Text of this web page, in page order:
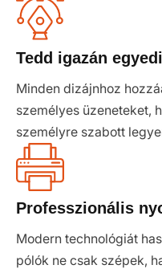
Tedd igazán
Minden dizájnhoz
személyes üzeneteket,
személyre szabott
Professzionális
Modern technológiát
pólók ne csak szépek,